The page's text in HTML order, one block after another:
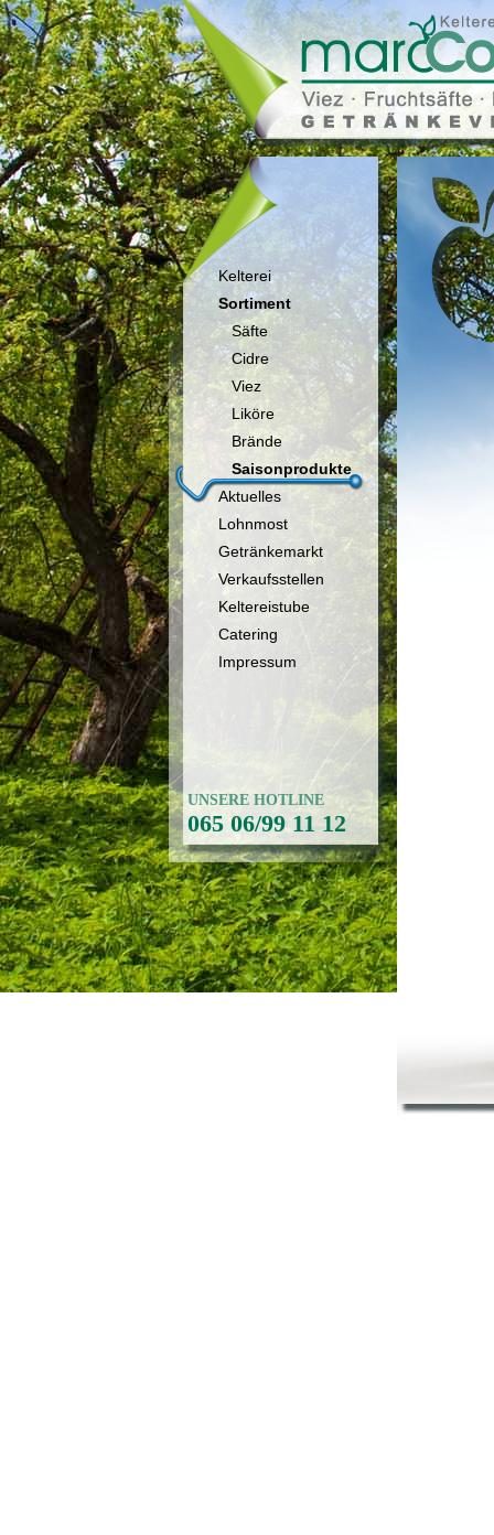
Kelterei
Sortiment
Säfte
Cidre
Viez
Liköre
Brände
Saisonprodukte
Aktuelles
Lohnmost
Getränkemarkt
Verkaufsstellen
Keltereistube
Catering
Impressum
UNSERE HOTLINE
065 06/99 11 12